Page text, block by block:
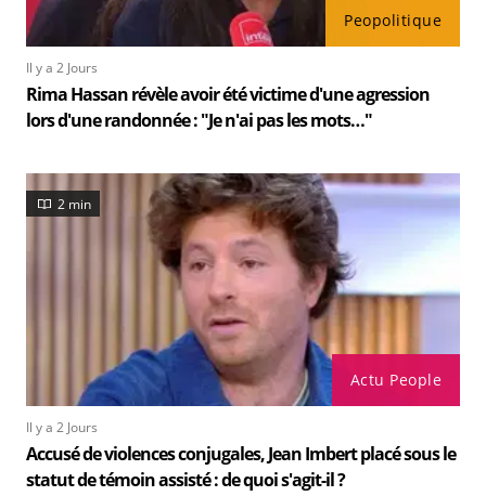
Peopolitique
Il y a 2 Jours
Rima Hassan révèle avoir été victime d'une agression
lors d'une randonnée : "Je n'ai pas les mots…"
Actu People
2 min
Il y a 2 Jours
Accusé de violences conjugales, Jean Imbert placé sous le
statut de témoin assisté : de quoi s'agit-il ?